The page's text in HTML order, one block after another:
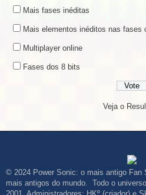
Mais fases inéditas
Mais elementos inéditos nas fases
Multiplayer online
Fases dos 8 bits
Veja o
© 2024 Power Sonic: o mais antigo Fan
mais antigos do mundo. Todo o